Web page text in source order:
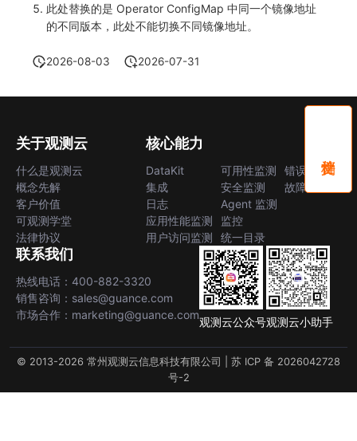
此处替换的是 Operator ConfigMap 中同一个镜像地址
的不同版本，此处不能切换不同镜像地址。
2026-08-03 2026-07-31
关于观测云
什么是观测云
概念先解
客户价值
可观测学堂
法律协议
核心能力
DataKit
集成
日志
应用性能监测
用户访问监测
可用性监测
安全监测
Agent 监测
监控
统一目录
错误中心
故障中心
联系我们
热线电话：400-882-3320
销售咨询：sales@guance.com
市场合作：marketing@guance.com
观测云公众号观测云小助手
© 2013-2026 常州观测云信息科技有限公司 | 苏 ICP 备 2026042728
号-2